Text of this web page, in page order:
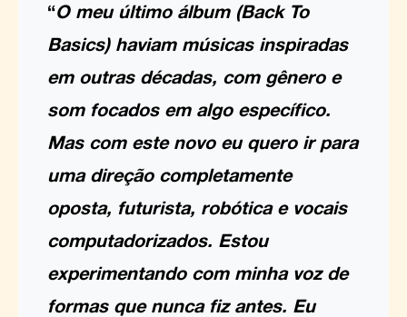
“O meu último álbum (Back To
Basics) haviam músicas inspiradas
em outras décadas, com gênero e
som focados em algo específico.
Mas com este novo eu quero ir para
uma direção completamente
oposta, futurista, robótica e vocais
computadorizados. Estou
experimentando com minha voz de
formas que nunca fiz antes. Eu